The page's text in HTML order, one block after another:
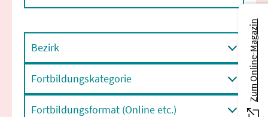
Bezirk
Fortbildungskategorie
Fortbildungsformat (Online etc.)
Zum Online-Magazin